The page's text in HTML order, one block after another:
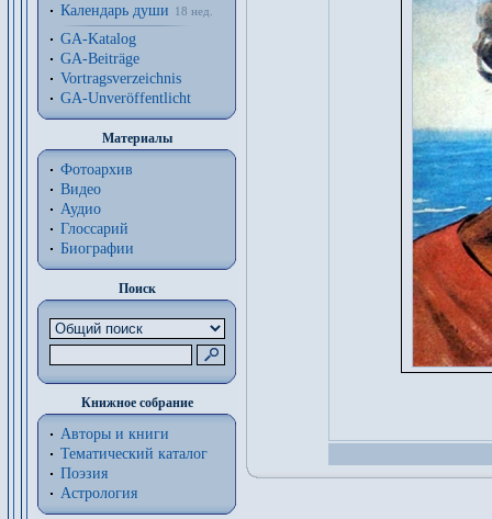
Календарь души
18 нед.
GA-Katalog
GA-Beiträge
Vortragsverzeichnis
GA-Unveröffentlicht
Материалы
Фотоархив
Видео
Аудио
Глоссарий
Биографии
Поиск
Книжное собрание
Авторы и книги
Тематический каталог
Поэзия
Астрология